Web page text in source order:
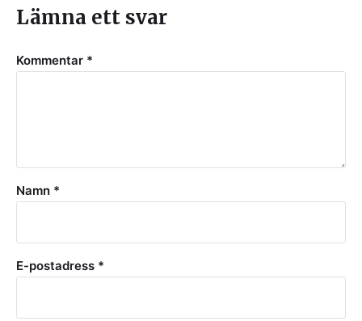
Lämna ett svar
Kommentar *
Namn *
E-postadress *